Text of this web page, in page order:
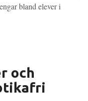
bland elever i
och